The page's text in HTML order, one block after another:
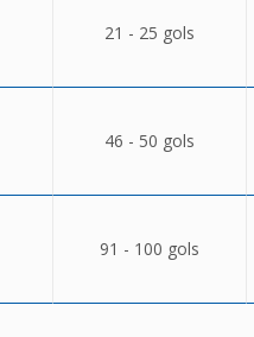
21 - 25 gols
46 - 50 gols
91 - 100 gols